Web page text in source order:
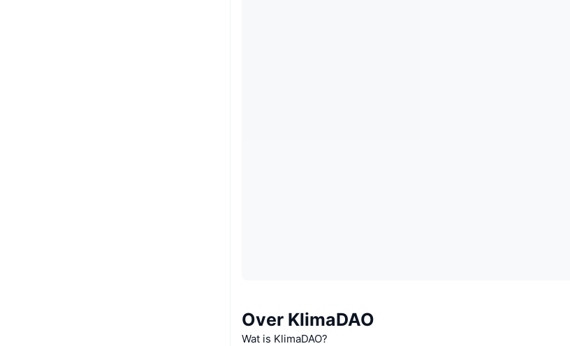
Over KlimaDAO
Wat is KlimaDAO?